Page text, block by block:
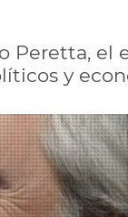
Peretta, el
y